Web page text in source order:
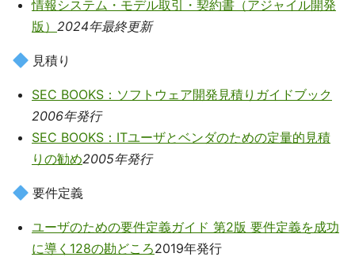
情報システム・モデル取引・契約書（アジャイル開発
版） 2024年最終更新
見積り
SEC BOOKS：ソフトウェア開発見積りガイドブック
2006年発行
SEC BOOKS：ITユーザとベンダのための定量的見積
りの勧め2005年発行
要件定義
ユーザのための要件定義ガイド 第2版 要件定義を成功
に導く128の勘どころ2019年発行